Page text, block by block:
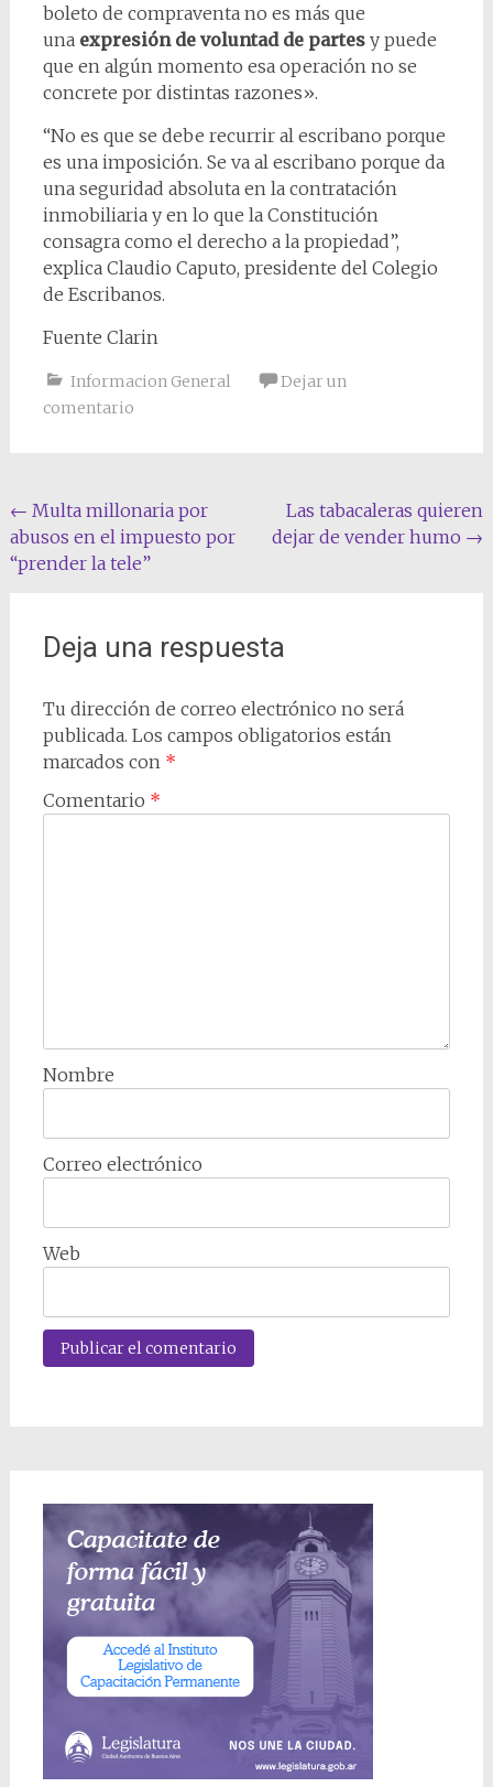
boleto de compraventa no es más que
una expresión de voluntad de partesy puede
que en algún momento esa operación no se
concrete por distintas razones».
“No es que se debe recurrir al escribano porque
es una imposición. Se va al escribano porque da
una seguridad absoluta en la contratación
inmobiliaria y en lo que la Constitución
consagra como el derecho a la propiedad”,
explica Claudio Caputo, presidente del Colegio
de Escribanos.
Fuente Clarin
Informacion General
Dejar un
comentario
Navegación
de
entradas
← Multa millonaria por
abusos en el impuesto por
“prender la tele”
Las tabacaleras quieren
dejar de vender humo →
Deja una respuesta
Tu dirección de correo electrónico no será
publicada. Los campos obligatorios están
marcados con *
Comentario *
Nombre
Correo electrónico
Web